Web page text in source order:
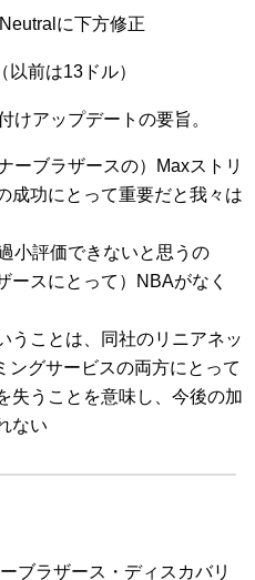
に下方修正
前は13ドル）
けアップデートの要旨。
ーブラザースの）Maxストリ
成功にとって重要だと我々は
小評価できないと思うの
ースにとって）NBAがなく
うことは、同社のリニアネッ
ングサービスの両方にとって
失うことを意味し、今後の加
ない
ブラザース・ディスカバリ